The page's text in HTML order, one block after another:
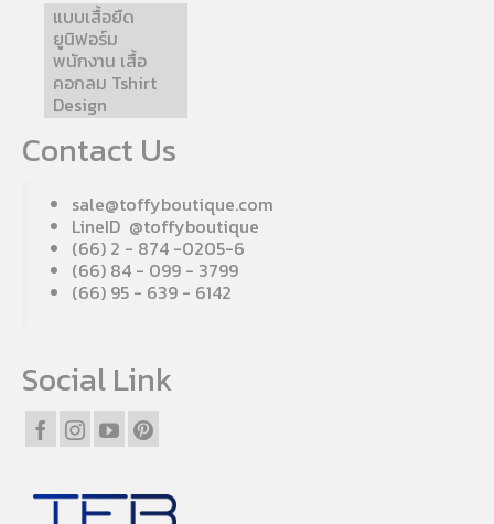
แบบเสื้อยืด
ยูนิฟอร์ม
พนักงาน เสื้อ
คอกลม Tshirt
Design
Contact Us
sale@toffyboutique.com
LineID @toffyboutique
(66) 2 - 874 -0205-6
(66) 84 - 099 - 3799
(66) 95 - 639 - 6142
Social Link